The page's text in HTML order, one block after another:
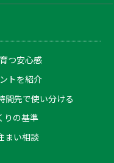
つ安心感
トを紹介
間先で使い分ける
りの基準
まい相談